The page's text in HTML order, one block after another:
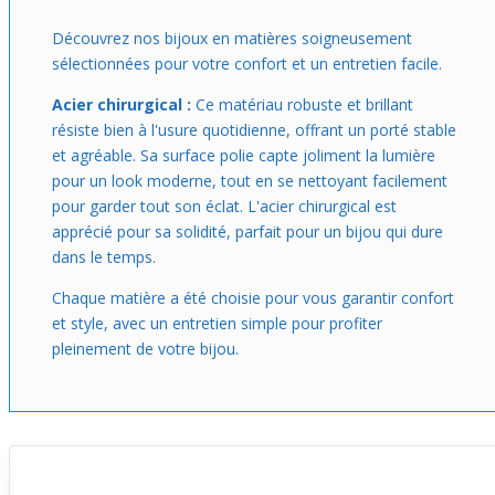
tous les jours avec une touche d’originalité subtile.
Découvrez nos bijoux en matières soigneusement
sélectionnées pour votre confort et un entretien facile.
Acier chirurgical : Ce matériau robuste et brillant
résiste bien à l'usure quotidienne, offrant un porté stable
et agréable. Sa surface polie capte joliment la lumière
pour un look moderne, tout en se nettoyant facilement
pour garder tout son éclat. L'acier chirurgical est
apprécié pour sa solidité, parfait pour un bijou qui dure
dans le temps.
Chaque matière a été choisie pour vous garantir confort
et style, avec un entretien simple pour profiter
pleinement de votre bijou.